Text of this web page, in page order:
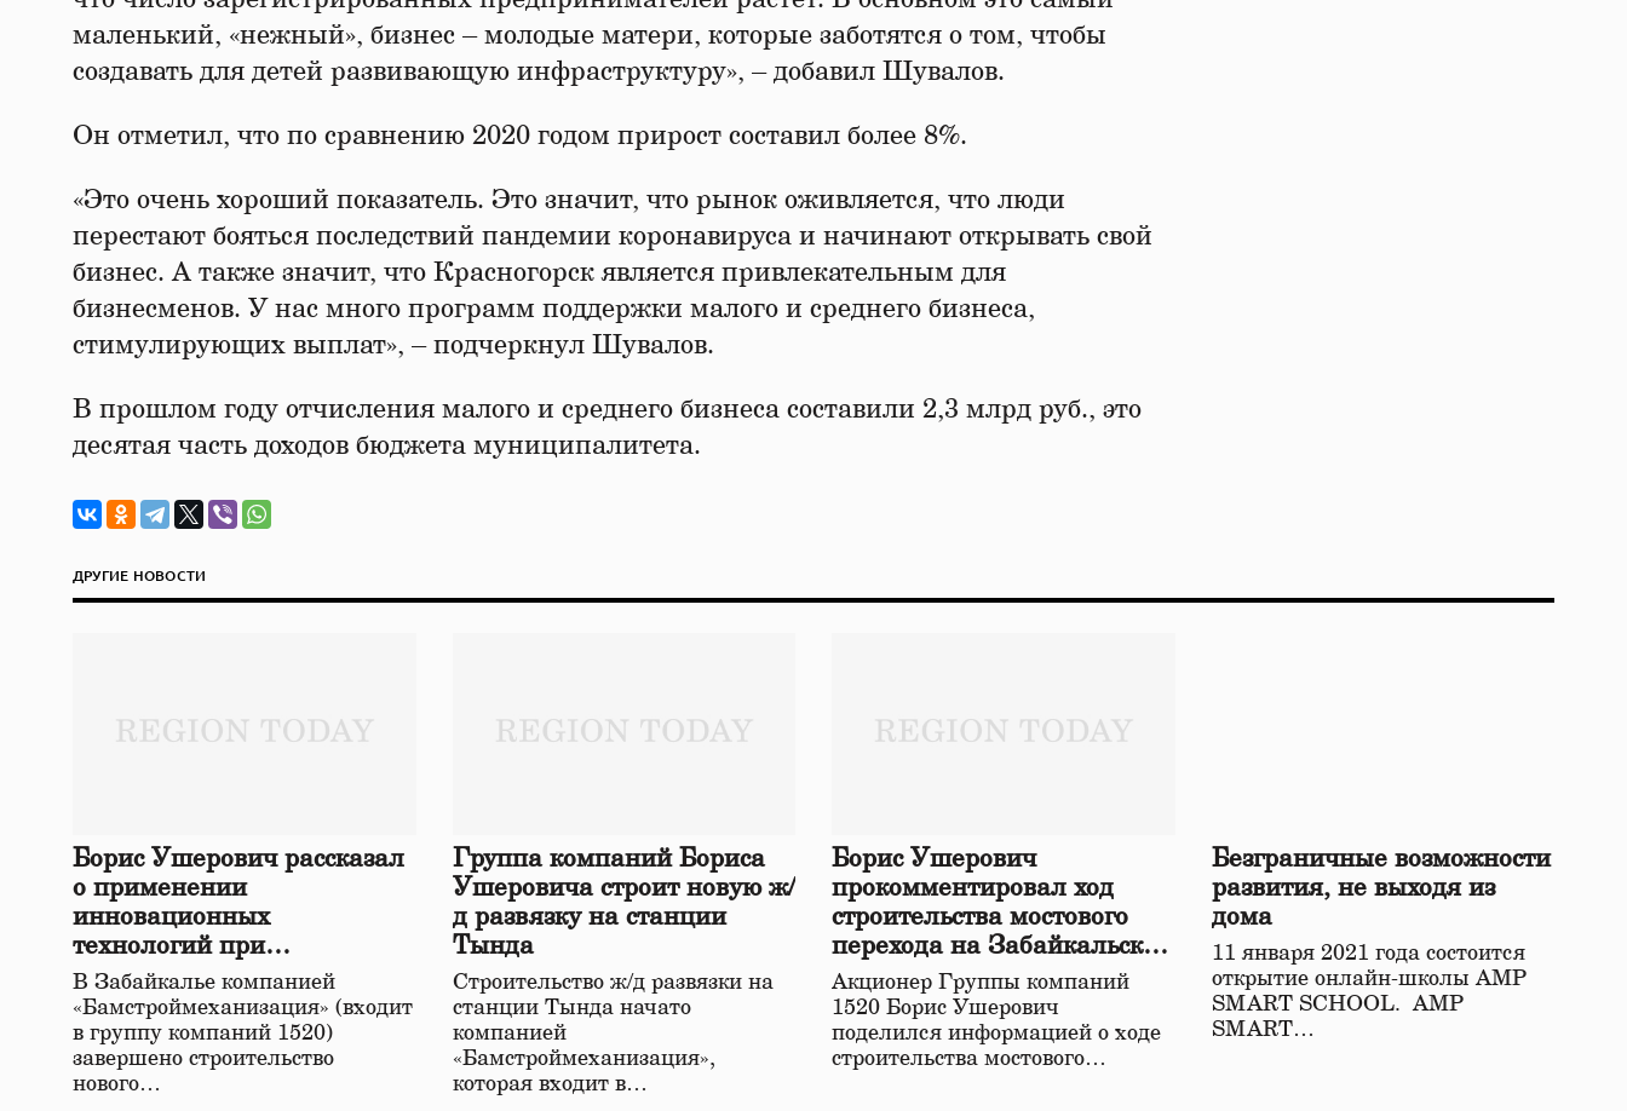
маленький, «нежный», бизнес – молодые матери, которые заботятся о том, чтобы
создавать для детей развивающую инфраструктуру», – добавил Шувалов.
Он отметил, что по сравнению 2020 годом прирост составил более 8%.
«Это очень хороший показатель. Это значит, что рынок оживляется, что люди
перестают бояться последствий пандемии коронавируса и начинают открывать свой
бизнес. А также значит, что Красногорск является привлекательным для
бизнесменов. У нас много программ поддержки малого и среднего бизнеса,
стимулирующих выплат», – подчеркнул Шувалов.
В прошлом году отчисления малого и среднего бизнеса составили 2,3 млрд руб., это
десятая часть доходов бюджета муниципалитета.
ДРУГИЕ НОВОСТИ
Борис Ушерович рассказал
о применении
инновационных
технологий при
строительстве нового моста
в Забайкалье
В Забайкалье компанией
«Бамстроймеханизация» (входит
в группу компаний 1520)
завершено строительство
нового…
Группа компаний Бориса
Ушеровича строит новую ж/
д развязку на станции
Тында
Строительство ж/д развязки на
станции Тында начато
компанией
«Бамстроймеханизация»,
которая входит в…
Борис Ушерович
прокомментировал ход
строительства мостового
перехода на Забайкальской
железной дороге
Акционер Группы компаний
1520 Борис Ушерович
поделился информацией о ходе
строительства мостового…
Безграничные возможности
развития, не выходя из
дома
11 января 2021 года состоится
открытие онлайн-школы АМР
SMART SCHOOL. АМР
SMART…